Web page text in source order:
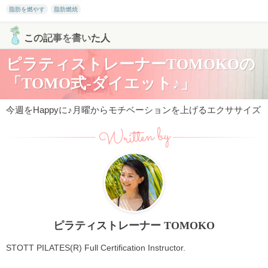
脂肪を燃やす 脂肪燃焼
この記事を書いた人
ピラティストレーナーTOMOKOの
「TOMO式-ダイエット♪」
今週をHappyに♪月曜からモチベーションを上げるエクササイズ
Written by
ピラティストレーナー TOMOKO
STOTT PILATES(R) Full Certification Instructor.